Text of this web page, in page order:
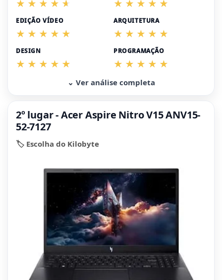
EDIÇÃO VÍDEO ARQUITETURA
DESIGN PROGRAMAÇÃO
⌄ Ver análise completa
2º lugar - Acer Aspire Nitro V15 ANV15-
52-7127
🏷️ Escolha do Kilobyte